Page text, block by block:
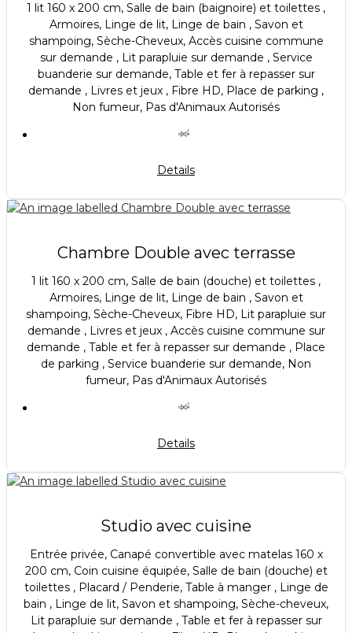
1 lit 160 x 200 cm, Salle de bain (baignoire) et toilettes ,
Armoires, Linge de lit, Linge de bain , Savon et
shampoing, Sèche-Cheveux, Accès cuisine commune
sur demande , Lit parapluie sur demande , Service
buanderie sur demande, Table et fer à repasser sur
demande , Livres et jeux , Fibre HD, Place de parking ,
Non fumeur, Pas d'Animaux Autorisés
Details
Chambre Double avec terrasse
1 lit 160 x 200 cm, Salle de bain (douche) et toilettes ,
Armoires, Linge de lit, Linge de bain , Savon et
shampoing, Sèche-Cheveux, Fibre HD, Lit parapluie sur
demande , Livres et jeux , Accès cuisine commune sur
demande , Table et fer à repasser sur demande , Place
de parking , Service buanderie sur demande, Non
fumeur, Pas d'Animaux Autorisés
Details
Studio avec cuisine
Entrée privée, Canapé convertible avec matelas 160 x
200 cm, Coin cuisine équipée, Salle de bain (douche) et
toilettes , Placard / Penderie, Table à manger , Linge de
bain , Linge de lit, Savon et shampoing, Sèche-cheveux,
Lit parapluie sur demande , Table et fer à repasser sur